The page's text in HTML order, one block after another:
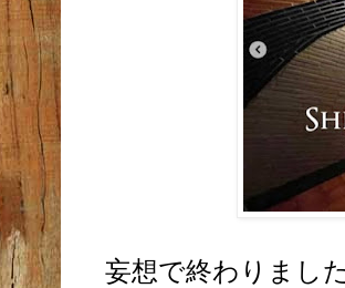
妄想で終わりました